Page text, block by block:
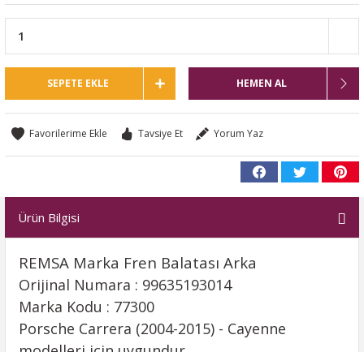
SEPETE EKLE HEMEN AL
Tavsiye Et Yorum Yaz
Ürün Bilgisi
REMSA Marka Fren Balatası Arka
Orijinal Numara : 99635193014
Marka Kodu : 77300
Porsche Carrera (2004-2015) - Cayenne